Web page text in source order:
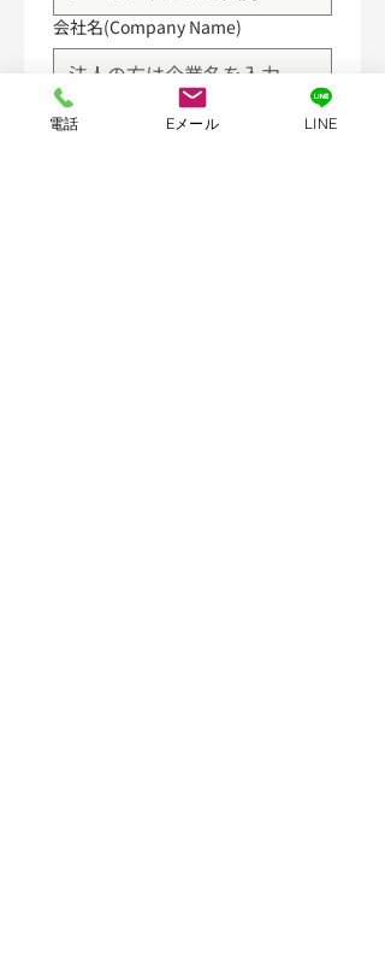
会社名(Company Name)
電話番号(telephone number)
電話 Eメール LINE